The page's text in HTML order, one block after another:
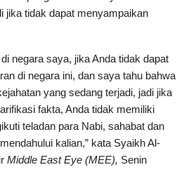
jika tidak dapat menyampaikan
negara saya, jika Anda tidak dapat
di negara ini, dan saya tahu bahwa
yang sedang terjadi, jadi jika
fakta, Anda tidak memiliki
teladan para Nabi, sahabat dan
kalian,” kata Syaikh Al-
Middle East Eye (MEE), Senin